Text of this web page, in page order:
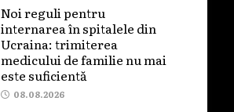
Noi reguli pentru
internarea în spitalele din
Ucraina: trimiterea
medicului de familie nu mai
este suficientă
08.08.2026